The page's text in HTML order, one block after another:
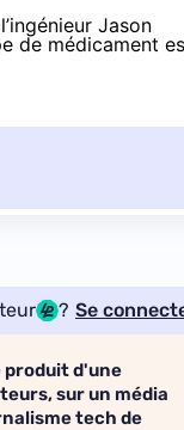
l’ingénieur Jason
de médicament
? Se
produit d'une
sur un média
tech de